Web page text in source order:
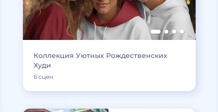
Коллекция Уютных Рождественских
Худи
6 сцен